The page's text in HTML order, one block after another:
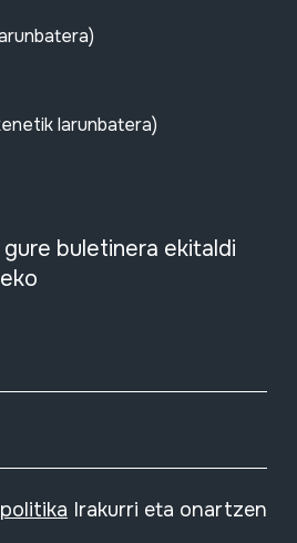
larunbatera)
buletinera ekitaldi
Irakurri eta onartzen